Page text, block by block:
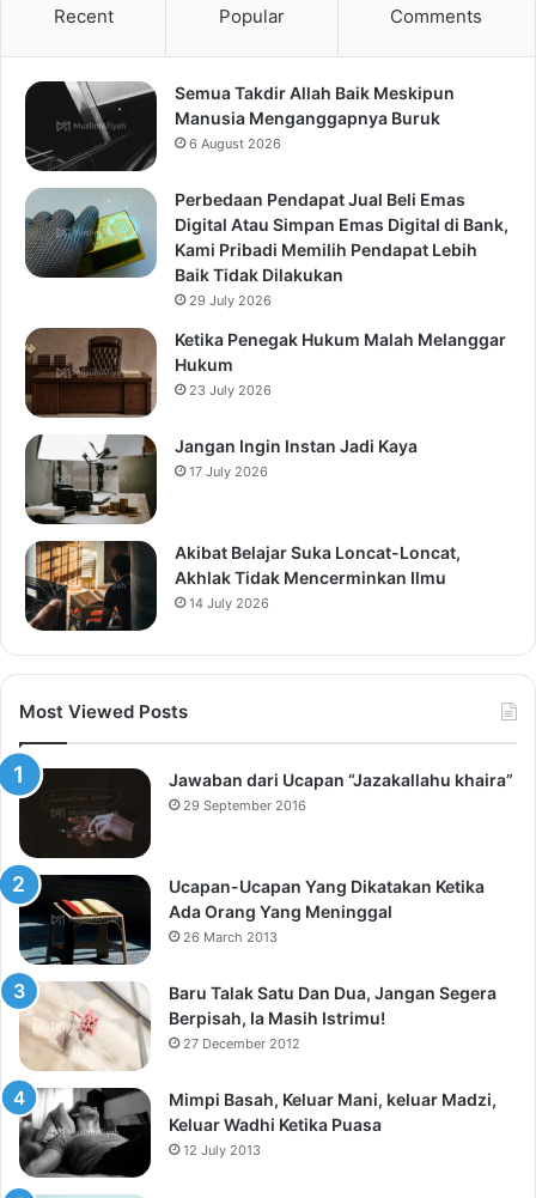
Recent Popular Comments
Semua Takdir Allah Baik Meskipun
Manusia Menganggapnya Buruk
6 August 2026
Perbedaan Pendapat Jual Beli Emas
Digital Atau Simpan Emas Digital di Bank,
Kami Pribadi Memilih Pendapat Lebih
Baik Tidak Dilakukan
29 July 2026
Ketika Penegak Hukum Malah Melanggar
Hukum
23 July 2026
Jangan Ingin Instan Jadi Kaya
17 July 2026
Akibat Belajar Suka Loncat-Loncat,
Akhlak Tidak Mencerminkan Ilmu
14 July 2026
Most Viewed Posts
Jawaban dari Ucapan “Jazakallahu khaira”
29 September 2016
Ucapan-Ucapan Yang Dikatakan Ketika
Ada Orang Yang Meninggal
26 March 2013
Baru Talak Satu Dan Dua, Jangan Segera
Berpisah, Ia Masih Istrimu!
27 December 2012
Mimpi Basah, Keluar Mani, keluar Madzi,
Keluar Wadhi Ketika Puasa
12 July 2013